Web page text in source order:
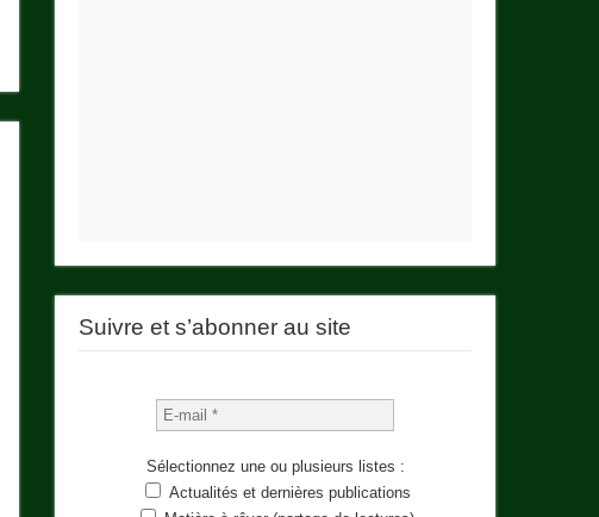
Suivre et s’abonner au site
Sélectionnez une ou plusieurs listes :
Actualités et dernières publications